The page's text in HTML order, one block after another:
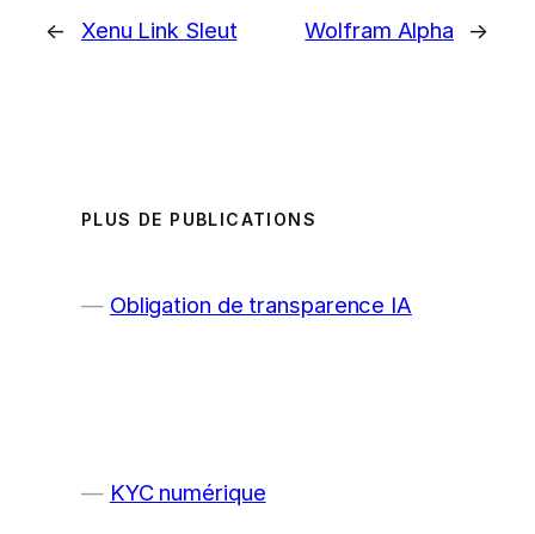
← Xenu Link Sleut Wolfram Alpha →
PLUS DE PUBLICATIONS
Obligation de transparence IA
KYC numérique